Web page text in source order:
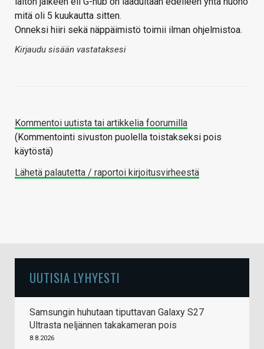
mitä oli 5 kuukautta sitten.
Onneksi hiiri sekä näppäimistö toimii ilman ohjelmistoa.
Kirjaudu sisään vastataksesi
Kommentoi uutista tai artikkelia foorumilla
(Kommentointi sivuston puolella toistakseksi pois
käytöstä)
Lähetä palautetta / raportoi kirjoitusvirheestä
UUTISIA LYHYESTI
Samsungin huhutaan tiputtavan Galaxy S27
Ultrasta neljännen takakameran pois
8.8.2026